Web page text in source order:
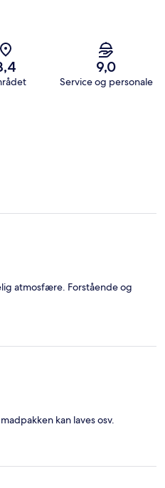
9,0
Service og personale
atmosfære. Forstående og
kan laves osv.